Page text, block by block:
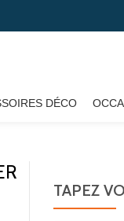
DÉCO
TAPEZ